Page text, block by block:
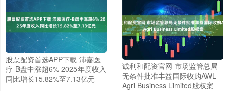
股票配资首选APP下载 沛嘉医
疗-B盘中涨超6% 2025年度收入
同比增长15.82%至7.13亿元
诚利和配资官网 市场监管总局
无条件批准丰益国际收购AWL
Agri Business Limited股权案